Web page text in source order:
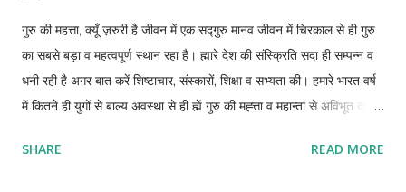
गुरु की महत्ता, क्यूँ ज़रुरी है जीवन में एक सद्गुरु मानव जीवन में चिरकाल से ही गुरु
का सबसे बड़ा व महत्वपूर्ण स्थान रहा है। ह्मारे देश की संस्क्रिति सदा ही सम्पन्न व
धनी रही है अगर बात करें शिष्टाचार, संस्कारों, शिक्षा व सभ्यता की। हमारे भारत वर्ष
में कितने ही युगों से बाल्य अवस्था से ही ह्में गुरु की मह्त्ता व महान्ता से अविभूत कराया
गुरुर्विष्णु: गुरुर्महेश्वर: । गुरु: साक्षात्परब्रह्मा तस्मै श्री गुरुवे नम: ॥“ अथार्त – गुरु
SHARE READ MORE